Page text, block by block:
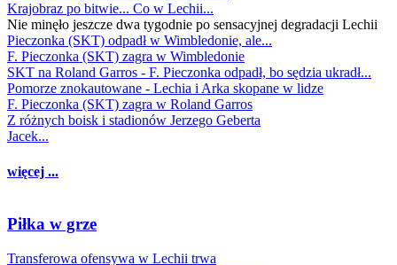
Krajobraz po bitwie... Co w Lechii...
Nie minęło jeszcze dwa tygodnie po sensacyjnej degradacji Lechii
Pieczonka (SKT) odpadł w Wimbledonie, ale...
F. Pieczonka (SKT) zagra w Wimbledonie
SKT na Roland Garros - F. Pieczonka odpadł, bo sędzia ukradł...
Pomorze znokautowane - Lechia i Arka skopane w lidze
F. Pieczonka (SKT) zagra w Roland Garros
Z różnych boisk i stadionów Jerzego Geberta
Jacek...
więcej ...
Piłka w grze
Transferowa ofensywa w Lechii trwa